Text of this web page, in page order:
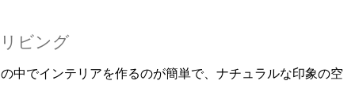
ビング
中でインテリアを作るのが簡単で、ナチュラルな印象の空